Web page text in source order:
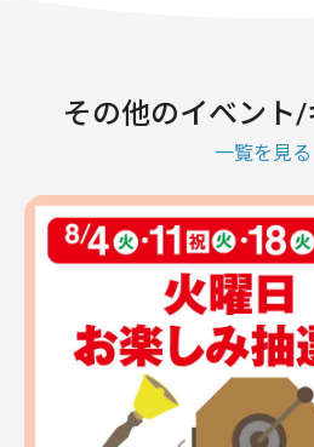
その他のイベント
一覧を見る